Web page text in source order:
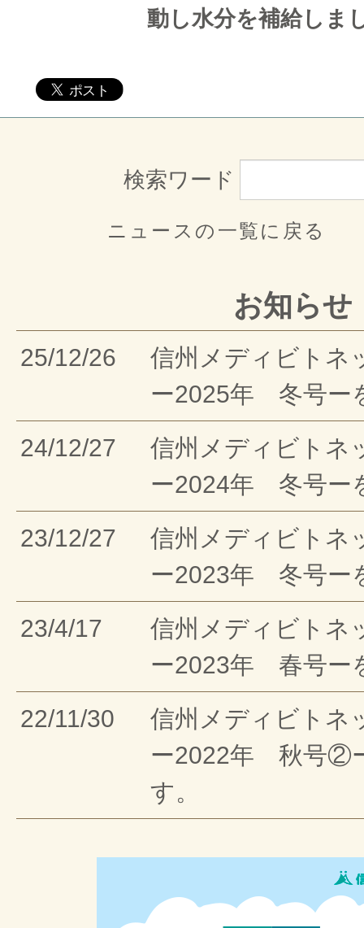
動し水分を補給しま
検索ワード
ニュースの一覧に戻る
お知らせ
25/12/26
信州メディビトネ
ー2025年 冬号ー
24/12/27
信州メディビトネ
ー2024年 冬号ー
23/12/27
信州メディビトネ
ー2023年 冬号ー
23/4/17
信州メディビトネ
ー2023年 春号ー
22/11/30
信州メディビトネ
ー2022年 秋号②
す。